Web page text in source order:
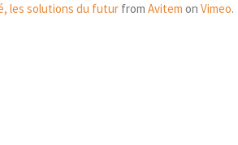
les solutions du futur from Avitem on Vimeo.